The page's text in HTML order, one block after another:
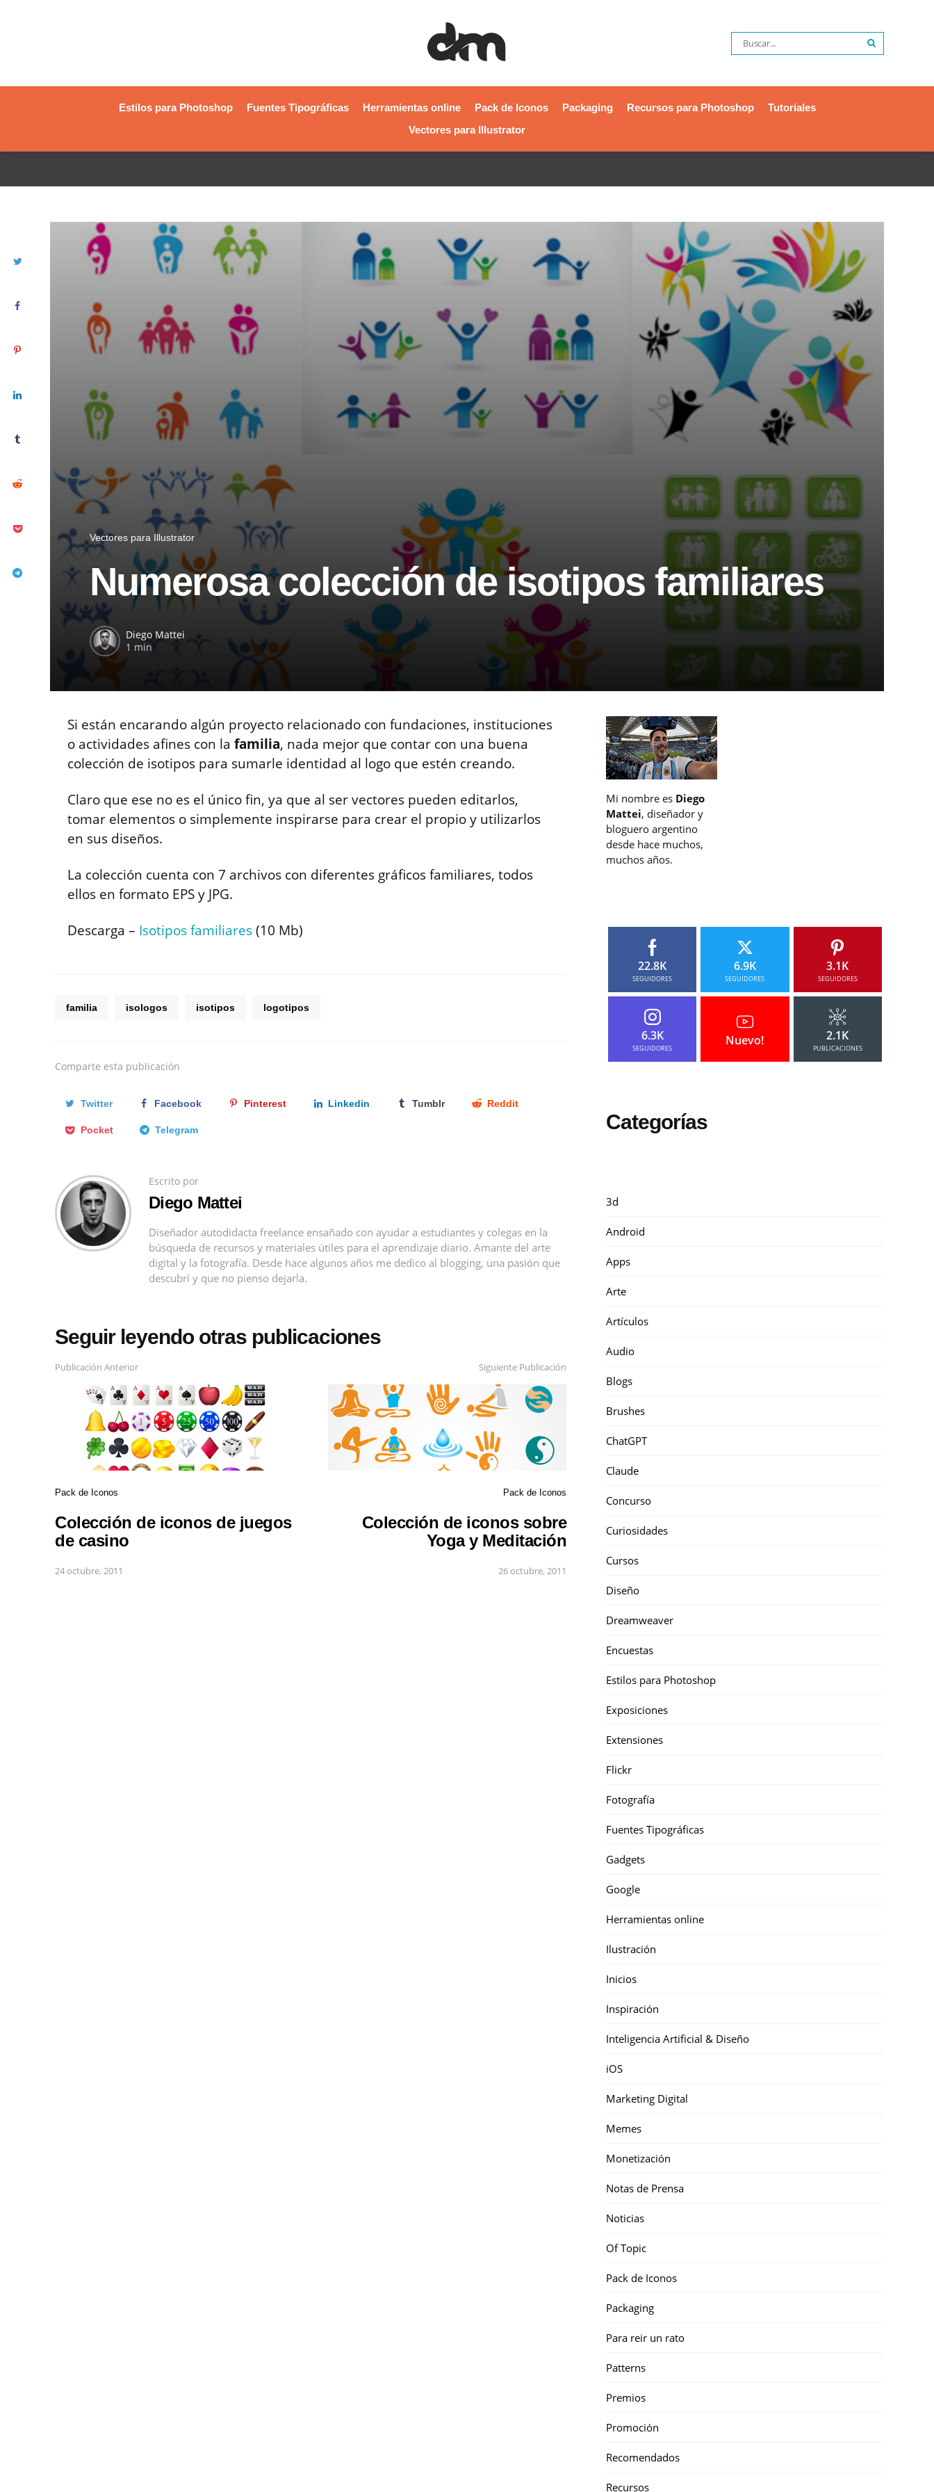
Estilos para Photoshop Fuentes Tipográficas Herramientas online Pack de Iconos Packaging Recursos para Photoshop
Tutoriales
Vectores para Illustrator
Vectores para Illustrator
Numerosa colección de isotipos familiares
Diego Mattei
1 min
Si están encarando algún proyecto relacionado con fundaciones, instituciones
o actividades afines con la familia, nada mejor que contar con una buena
colección de isotipos para sumarle identidad al logo que estén creando.
Claro que ese no es el único fin, ya que al ser vectores pueden editarlos,
tomar elementos o simplemente inspirarse para crear el propio y utilizarlos
en sus diseños.
La colección cuenta con 7 archivos con diferentes gráficos familiares, todos
ellos en formato EPS y JPG.
Descarga – Isotipos familiares(10 Mb)
familia isologos isotipos logotipos
Comparte esta publicación
Twitter Facebook Pinterest Linkedin Tumblr Reddit
Pocket Telegram
Escrito por
Diego Mattei
Diseñador autodidacta freelance ensañado con ayudar a estudiantes y colegas en la
búsqueda de recursos y materiales útiles para el aprendizaje diario. Amante del arte
digital y la fotografía. Desde hace algunos años me dedico al blogging, una pasión que
descubrí y que no pienso dejarla.
Seguir leyendo otras publicaciones
Publicación Anterior
Pack de Iconos
Colección de iconos de juegos
de casino
24 octubre, 2011
Siguiente Publicación
Pack de Iconos
Colección de iconos sobre
Yoga y Meditación
26 octubre, 2011
Mi nombre es Diego
Mattei, diseñador y
bloguero argentino
desde hace muchos,
muchos años.
22.8K
SEGUIDORES
6.9K
SEGUIDORES
3.1K
SEGUIDORES
6.3K
SEGUIDORES
Nuevo! 2.1K
PUBLICACIONES
Categorías
3d
Android
Apps
Arte
Artículos
Audio
Blogs
Brushes
ChatGPT
Claude
Concurso
Curiosidades
Cursos
Diseño
Dreamweaver
Encuestas
Estilos para Photoshop
Exposiciones
Extensiones
Flickr
Fotografía
Fuentes Tipográficas
Gadgets
Google
Herramientas online
Ilustración
Inicios
Inspiración
Inteligencia Artificial & Diseño
iOS
Marketing Digital
Memes
Monetización
Notas de Prensa
Noticias
Of Topic
Pack de Iconos
Packaging
Para reir un rato
Patterns
Premios
Promoción
Recomendados
Recursos